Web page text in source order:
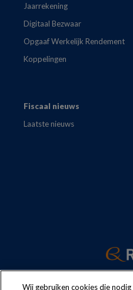
Jaarrekening
Digitaal Bezwaar
Opgaaf Werkelijk Rendement
Koppelingen
Fiscaal nieuws
Laatste nieuws
Wij gebruiken cookies die